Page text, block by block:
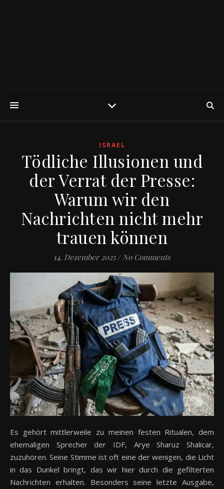
ISRAEL
Tödliche Illusionen und
der Verrat der Presse:
Warum wir den
Nachrichten nicht mehr
trauen können
14. Dezember 2025 / No Comments
Es gehört mittlerweile zu meinen festen Ritualen, dem
ehemaligen Sprecher der IDF, Arye Sharuz Shalicar,
zuzuhören. Seine Stimme ist oft eine der wenigen, die Licht
in das Dunkel bringt, das wir hier durch die gefilterten
Nachrichten erhalten. Besonders seine letzte Ausgabe,